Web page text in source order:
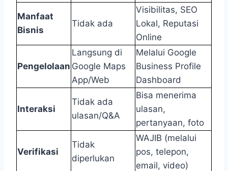
Manfaat
Bisnis
Tidak ada
Visibilitas, SEO
Lokal, Reputasi
Online
Pengelolaan
Langsung di
Google Maps
App/Web
Melalui Google
Business Profile
Dashboard
Interaksi
Tidak ada
ulasan/Q&A
Bisa menerima
ulasan,
pertanyaan, foto
Verifikasi
Tidak
diperlukan
WAJIB (melalui
pos, telepon,
email, video)